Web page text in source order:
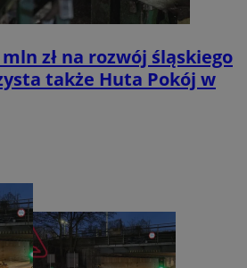
zł na rozwój śląskiego
także Huta Pokój w